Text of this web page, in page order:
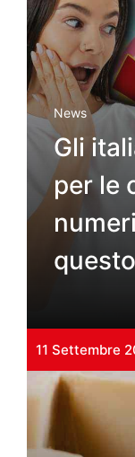
News
Gli
per le
11 Settembre